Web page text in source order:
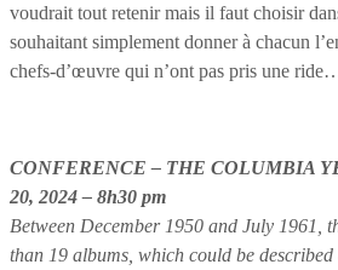
voudrait tout retenir mais il faut choisir
souhaitant simplement donner à chacun
chefs-d’œuvre qui n’ont pas pris une
CONFERENCE – THE COLUMBIA
20, 2024 – 8h30 pm
Between December 1950 and July 1961,
than 19 albums, which could be described